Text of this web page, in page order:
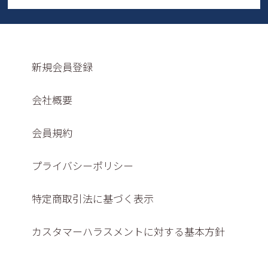
新規会員登録
会社概要
会員規約
プライバシーポリシー
特定商取引法に基づく表示
カスタマーハラスメントに対する基本方針